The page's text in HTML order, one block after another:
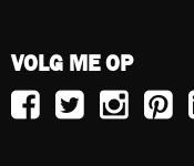
VOLG ME OP
VolgVolgVolg